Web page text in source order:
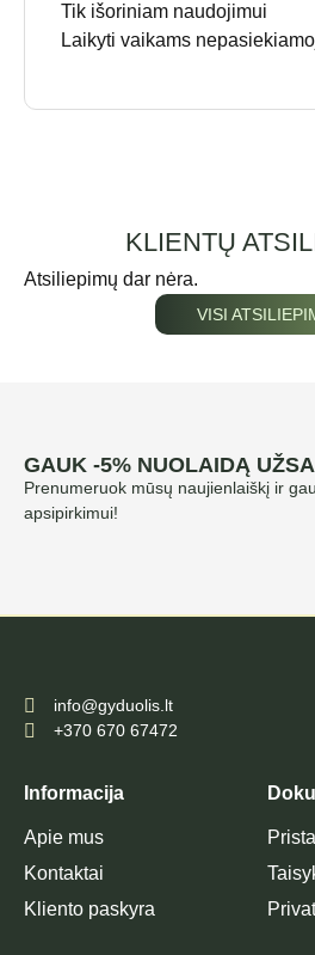
Tik išoriniam naudojimui
Laikyti vaikams
KLIENTŲ
Atsiliepimų dar nėra.
VISI
GAUK -5% NUOLAIDĄ
Prenumeruok mūsų naujienlaiškį ir
apsipirkimui!
info@gyduolis.lt
+370 670 67472
Informacija
Apie mus
Kontaktai
Kliento paskyra